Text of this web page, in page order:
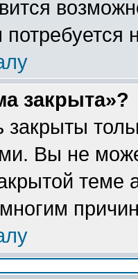
закрыта»?
Вы не
теме